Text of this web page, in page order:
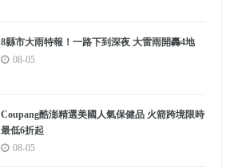
8縣市大雨特報！一路下到深夜 大雷雨開轟4地
08-05
Coupang酷澎精選美國人氣保健品 火箭跨境限時
最低6折起
08-05